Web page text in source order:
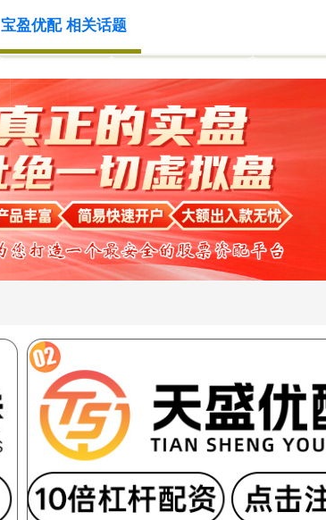
网络配资网站 国内配资炒股官网
宝盈优配 相关话题